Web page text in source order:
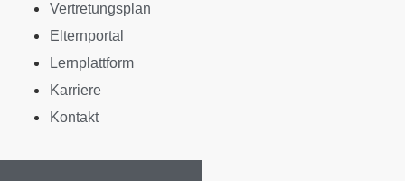
Vertretungsplan
Elternportal
Lernplattform
Karriere
Kontakt